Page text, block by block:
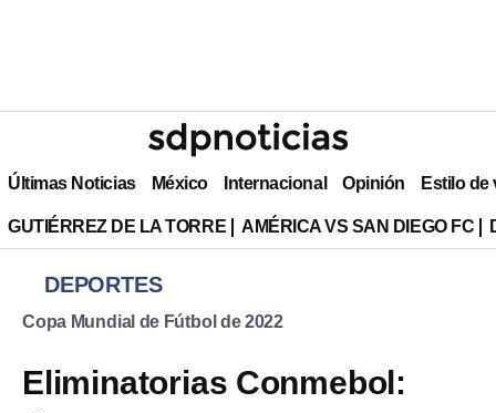
Últimas Noticias México Internacional Opinión Estilo de
GUTIÉRREZ DE LA TORRE AMÉRICA VS SAN DIEGO FC
DEPORTES
Copa Mundial de Fútbol de 2022
Eliminatorias Conmebol: